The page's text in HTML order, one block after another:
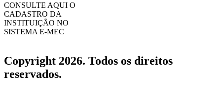
CONSULTE AQUI O
CADASTRO DA
INSTITUIÇÃO NO
SISTEMA E-MEC
Copyright 2026. Todos os direitos
reservados.